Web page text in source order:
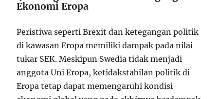
Ekonomi Eropa
Peristiwa seperti Brexit dan ketegangan politik
di kawasan Eropa memiliki dampak pada nilai
tukar SEK. Meskipun Swedia tidak menjadi
anggota Uni Eropa, ketidakstabilan politik di
Eropa tetap dapat memengaruhi kondisi